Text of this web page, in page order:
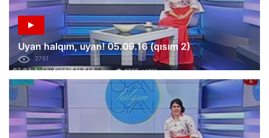
Uyan halqım, uyan! 05.09.16 (qısım 2)
2751